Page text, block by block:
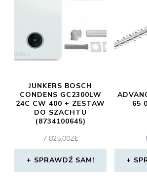
JUNKERS BOSCH
CONDENS GC2300LW
24C CW 400 + ZESTAW
DO SZACHTU
(8734100645)
7 825,00ZŁ
SPRAWDŹ SAM!
65